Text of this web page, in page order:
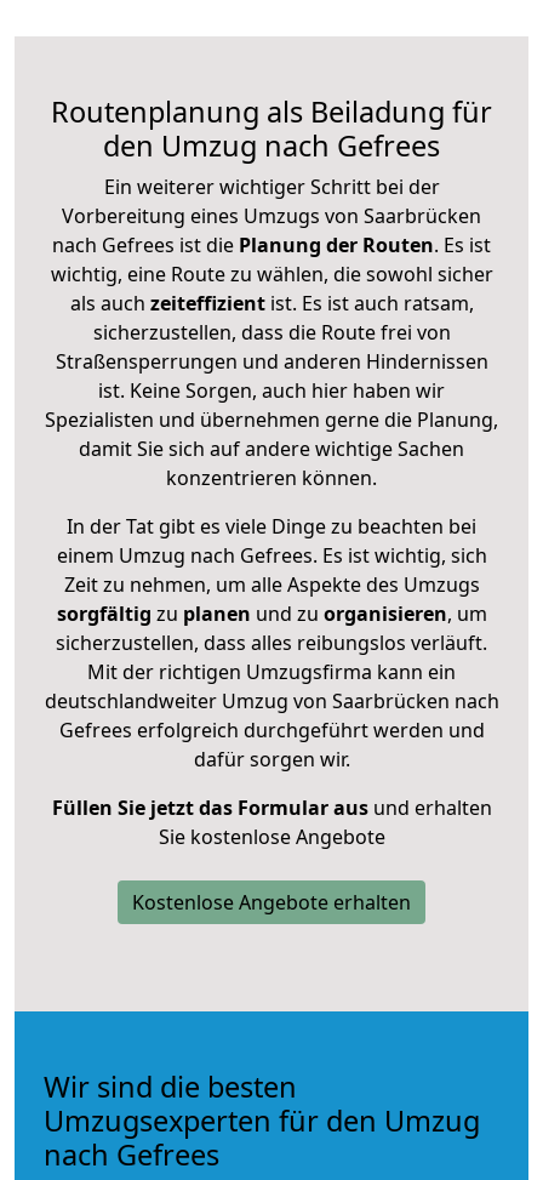
Routenplanung als Beiladung für
den Umzug nach Gefrees
Ein weiterer wichtiger Schritt bei der
Vorbereitung eines Umzugs von Saarbrücken
nach Gefrees ist die Planung der Routen. Es ist
wichtig, eine Route zu wählen, die sowohl sicher
als auch zeiteffizientist. Es ist auch ratsam,
sicherzustellen, dass die Route frei von
Straßensperrungen und anderen Hindernissen
ist. Keine Sorgen, auch hier haben wir
Spezialisten und übernehmen gerne die Planung,
damit Sie sich auf andere wichtige Sachen
konzentrieren können.
In der Tat gibt es viele Dinge zu beachten bei
einem Umzug nach Gefrees. Es ist wichtig, sich
Zeit zu nehmen, um alle Aspekte des Umzugs
sorgfältig zu planen und zu organisieren, um
sicherzustellen, dass alles reibungslos verläuft.
Mit der richtigen Umzugsfirma kann ein
deutschlandweiter Umzug von Saarbrücken nach
Gefrees erfolgreich durchgeführt werden und
dafür sorgen wir.
Füllen Sie jetzt das Formular ausund erhalten
Sie kostenlose Angebote
Kostenlose Angebote erhalten
Wir sind die besten
Umzugsexperten für den Umzug
nach Gefrees